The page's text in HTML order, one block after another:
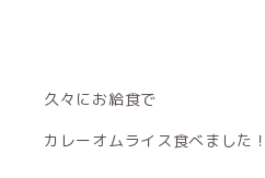
久々にお給食で
カレーオムライス食べました！